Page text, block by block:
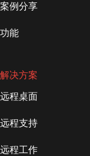
案例分享
功能
解决方案
远程桌面
远程支持
远程工作